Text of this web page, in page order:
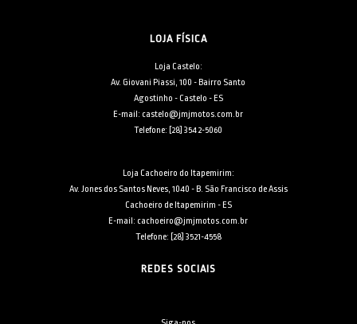
LOJA FÍSICA
Loja Castelo:
Av. Giovani Piassi, 100 - Bairro Santo
Agostinho - Castelo - ES
E-mail: castelo@jmjmotos.com.br
Telefone: [28] 3542-5060
Loja Cachoeiro do Itapemirim:
Av. Jones dos Santos Neves, 1040 - B. São Francisco de Assis
Cachoeiro de Itapemirim - ES
E-mail: cachoeiro@jmjmotos.com.br
Telefone: [28] 3521-4558
REDES SOCIAIS